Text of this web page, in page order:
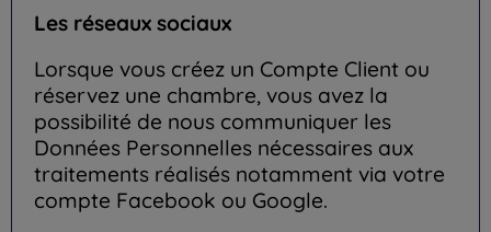
Les réseaux sociaux
Lorsque vous créez un Compte Client ou
réservez une chambre, vous avez la
possibilité de nous communiquer les
Données Personnelles nécessaires aux
traitements réalisés notamment via votre
compte Facebook ou Google.